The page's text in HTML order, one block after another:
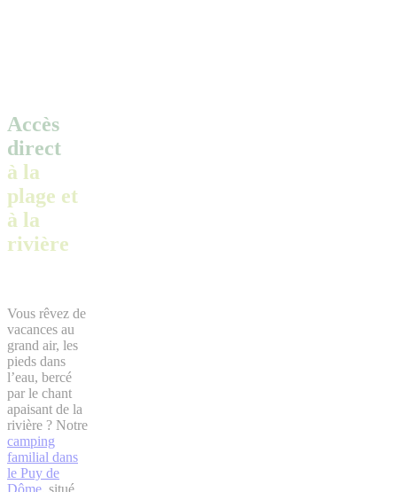
Accès
direct
à la
plage et
à la
rivière
Vous rêvez de
vacances au
grand air, les
pieds dans
l’eau, bercé
par le chant
apaisant de la
rivière ? Notre
camping
familial dans
le Puy de